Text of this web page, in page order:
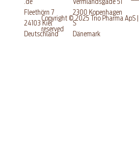
.de
Fleethörn 7
24103 Kiel
​Deutschland
Vermlandsgade 51
​2300 Kopenhagen
S
Dänemark
Copyright © 2025 Trio Pharma ApS
reserved